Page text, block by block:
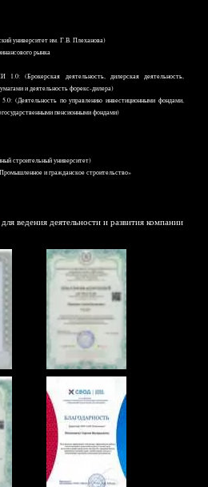
университет им. Г.В. Плеханова)
рынка
(Брокерская деятельность, дилерская деятельность,
и деятельность форекс-дилера)
(Деятельность по управлению инвестиционными фондами,
пенсионными фондами)
строительный университет)
и гражданское строительство»
для ведения деятельности и развития компании